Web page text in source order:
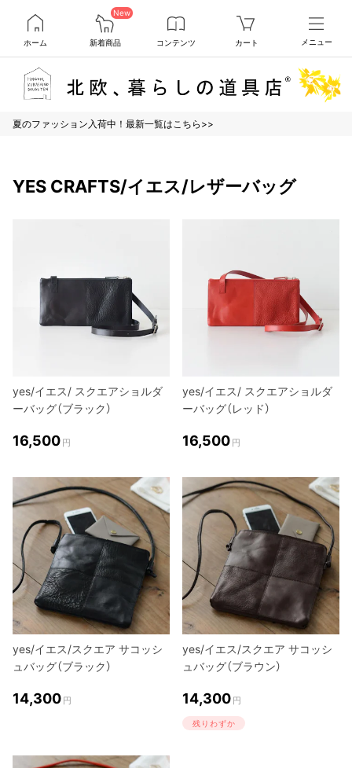
ホーム
New
新着商品 コンテンツ カート メニュー
夏のファッション入荷中！最新一覧はこちら>>
YES CRAFTS/イエス/レザーバッグ
yes/イエス/ スクエアショルダ
ーバッグ（ブラック）
16,500 円
yes/イエス/ スクエアショルダ
ーバッグ（レッド）
16,500 円
yes/イエス/スクエア サコッシ
ュバッグ（ブラック）
14,300 円
yes/イエス/スクエア サコッシ
ュバッグ（ブラウン）
14,300 円
残りわずか